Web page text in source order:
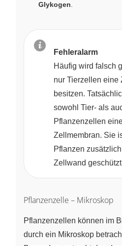
Glykogen
Fehleralarm
Häufig wird falsch
nur Tierzellen eine
besitzen.
sowohl Tier- als
Pflanzenzellen
Zellmembran. Sie
Pflanzen
Zellwand
Pflanzenzelle – Mikroskop
Pflanzenzellen können im
durch ein Mikroskop